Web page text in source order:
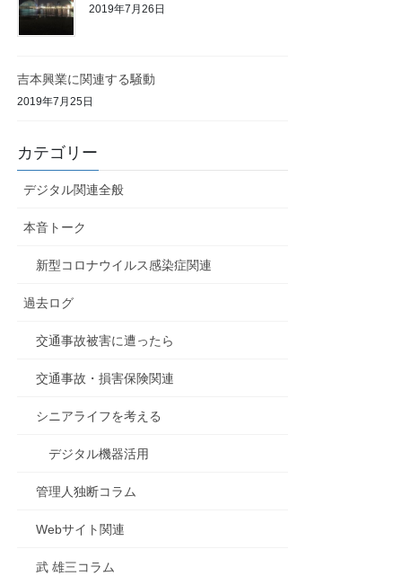
2019年7月26日
吉本興業に関連する騒動
2019年7月25日
カテゴリー
デジタル関連全般
本音トーク
新型コロナウイルス感染症関連
過去ログ
交通事故被害に遭ったら
交通事故・損害保険関連
シニアライフを考える
デジタル機器活用
管理人独断コラム
Webサイト関連
武 雄三コラム